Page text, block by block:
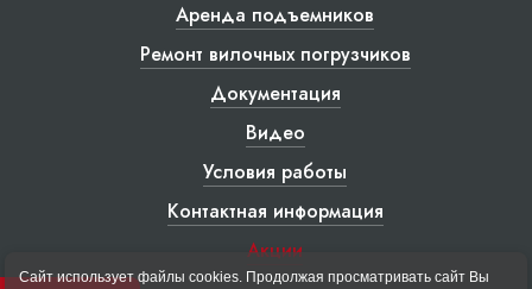
Аренда подъемников
Ремонт вилочных погрузчиков
Документация
Видео
Условия работы
Контактная информация
Акции
Сайт использует файлы cookies. Продолжая просматривать сайт Вы